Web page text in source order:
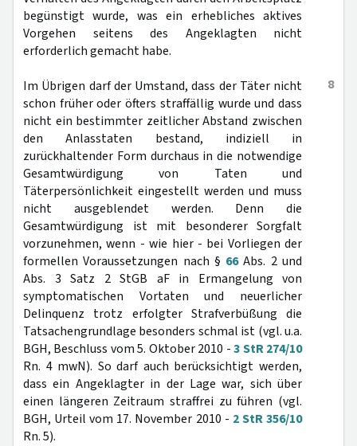
begünstigt wurde, was ein erhebliches aktives
Vorgehen seitens des Angeklagten nicht
erforderlich gemacht habe.
8
Im Übrigen darf der Umstand, dass der Täter nicht
schon früher oder öfters straffällig wurde und dass
nicht ein bestimmter zeitlicher Abstand zwischen
den Anlasstaten bestand, indiziell in
zurückhaltender Form durchaus in die notwendige
Gesamtwürdigung von Taten und
Täterpersönlichkeit eingestellt werden und muss
nicht ausgeblendet werden. Denn die
Gesamtwürdigung ist mit besonderer Sorgfalt
vorzunehmen, wenn - wie hier - bei Vorliegen der
formellen Voraussetzungen nach § 66Abs. 2 und
Abs. 3 Satz 2 StGB aF in Ermangelung von
symptomatischen Vortaten und neuerlicher
Delinquenz trotz erfolgter Strafverbüßung die
Tatsachengrundlage besonders schmal ist (vgl. u.a.
BGH, Beschluss vom 5. Oktober 2010 -3 StR 274/10
Rn. 4 mwN). So darf auch berücksichtigt werden,
dass ein Angeklagter in der Lage war, sich über
einen längeren Zeitraum straffrei zu führen (vgl.
BGH, Urteil vom 17. November 2010 - 2 StR 356/10
Rn. 5).